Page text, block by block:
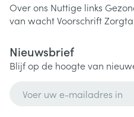
Over ons Nuttige links
van wachtVoorschrift
Nieuwsbrief
Blijf op de hoogte van